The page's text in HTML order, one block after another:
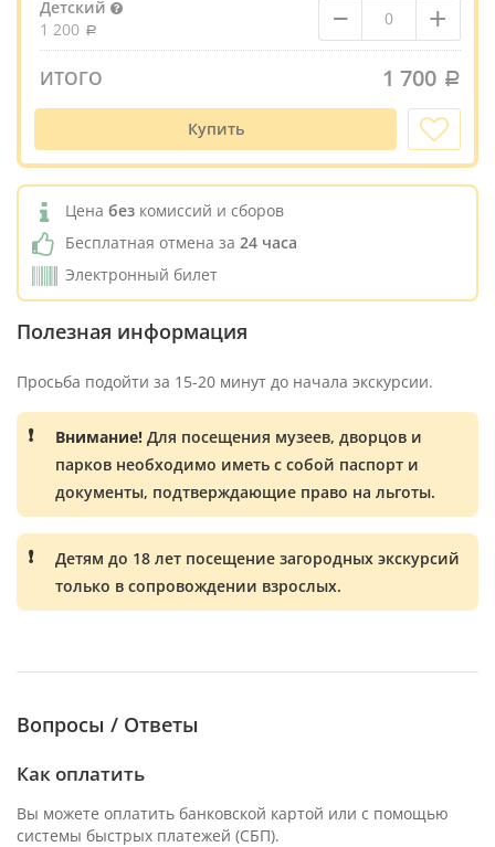
Детский
1 200
– +
ИТОГО 1 700
Купить
Цена без комиссий и сборов
Бесплатная отмена за 24 часа
Электронный билет
Полезная информация
Просьба подойти за 15-20 минут до начала экскурсии.
Внимание! Для посещения музеев, дворцов и
парков необходимо иметь с собой паспорт и
документы, подтверждающие право на льготы.
Детям до 18 лет посещение загородных экскурсий
только в сопровождении взрослых.
Вопросы / Ответы
Как оплатить
Вы можете оплатить банковской картой или с помощью
системы быстрых платежей (СБП).